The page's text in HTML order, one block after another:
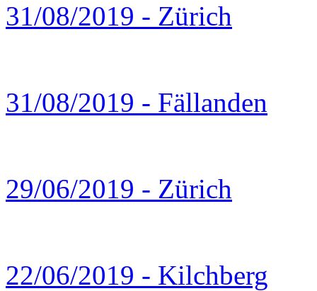
31/08/2019 - Zürich
31/08/2019 - Fällanden
29/06/2019 - Zürich
22/06/2019 - Kilchberg